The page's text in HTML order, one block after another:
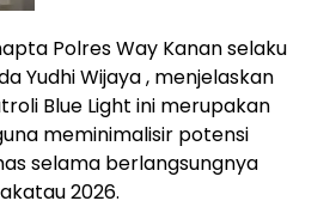
Polres Way Kanan selaku
Yudhi Wijaya , menjelaskan
Blue Light ini merupakan
meminimalisir potensi
selama berlangsungnya
2026.